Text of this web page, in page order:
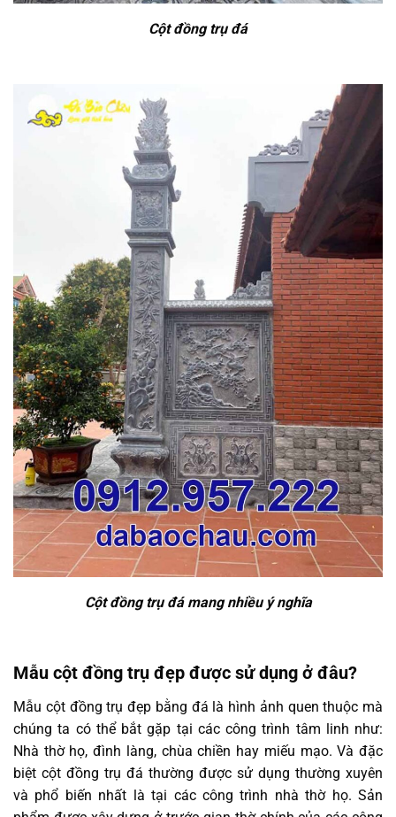
Cột đồng trụ đá
Cột đồng trụ đá mang nhiều ý nghĩa
Mẫu cột đồng trụ đẹp được sử dụng ở đâu?
Mẫu cột đồng trụ đẹp bằng đá là hình ảnh quen thuộc mà
chúng ta có thể bắt gặp tại các công trình tâm linh như:
Nhà thờ họ, đình làng, chùa chiền hay miếu mạo. Và đặc
biệt cột đồng trụ đá thường được sử dụng thường xuyên
và phổ biến nhất là tại các công trình nhà thờ họ. Sản